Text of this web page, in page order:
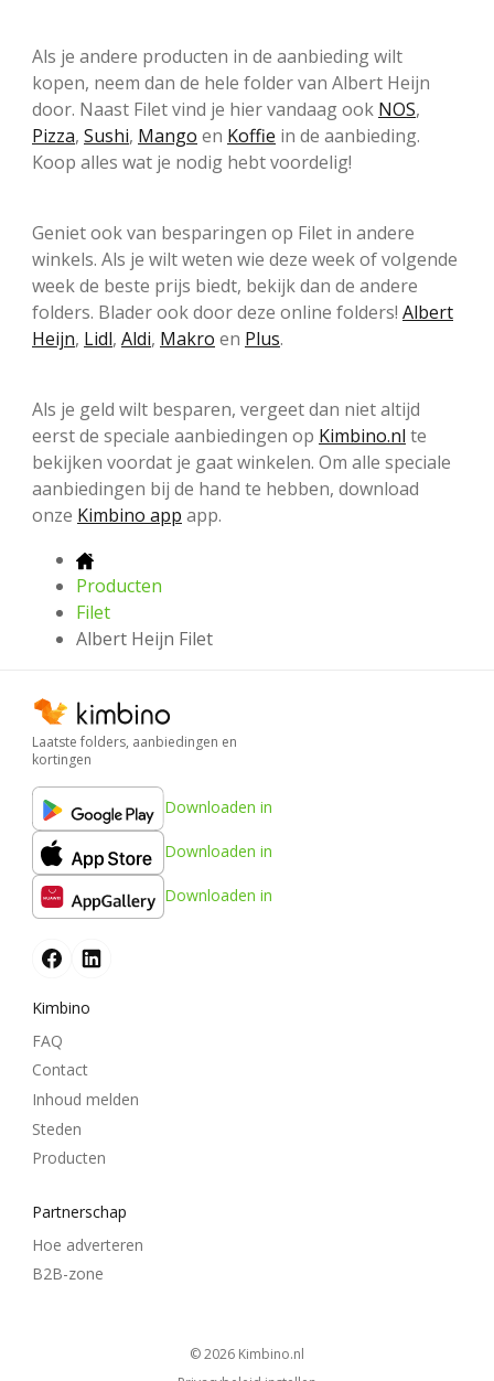
Als je andere producten in de aanbieding wilt
kopen, neem dan de hele folder van Albert Heijn
door. Naast Filet vind je hier vandaag ook NOS,
Pizza, Sushi, Mango en Koffie in de aanbieding.
Koop alles wat je nodig hebt voordelig!
Geniet ook van besparingen op Filet in andere
winkels. Als je wilt weten wie deze week of volgende
week de beste prijs biedt, bekijk dan de andere
folders. Blader ook door deze online folders! Albert
Heijn, Lidl, Aldi, Makro en Plus.
Als je geld wilt besparen, vergeet dan niet altijd
eerst de speciale aanbiedingen op Kimbino.nl te
bekijken voordat je gaat winkelen. Om alle speciale
aanbiedingen bij de hand te hebben, download
onze Kimbino app app.
Producten
Filet
Albert Heijn Filet
Laatste folders, aanbiedingen en
kortingen
Downloaden in
Downloaden in
Downloaden in
Kimbino
FAQ
Contact
Inhoud melden
Steden
Producten
Partnerschap
Hoe adverteren
B2B-zone
© 2026
kimbino.nl